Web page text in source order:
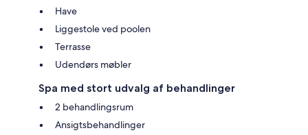
Have
Liggestole ved poolen
Terrasse
Udendørs møbler
Spa med stort udvalg af behandlinger
2 behandlingsrum
Ansigtsbehandlinger